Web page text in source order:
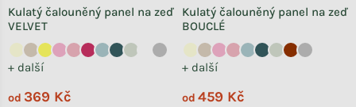
Kulatý čalouněný panel na zeď
VELVET
+ další
od 369 Kč
Kulatý čalouněný panel na zeď
BOUCLÉ
+ další
od 459 Kč